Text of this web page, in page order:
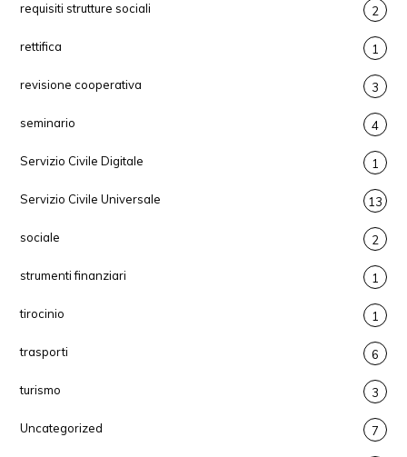
requisiti strutture sociali 2
rettifica 1
revisione cooperativa 3
seminario 4
Servizio Civile Digitale 1
Servizio Civile Universale 13
sociale 2
strumenti finanziari 1
tirocinio 1
trasporti 6
turismo 3
Uncategorized 7